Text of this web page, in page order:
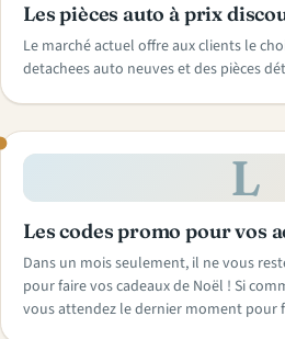
Les pièces auto à prix
Le marché actuel offre aux clients le
detachees auto neuves et des pièces
L
Les codes promo pour vos
Dans un mois seulement, il ne vous
pour faire vos cadeaux de Noël ! Si
vous attendez le dernier moment pour